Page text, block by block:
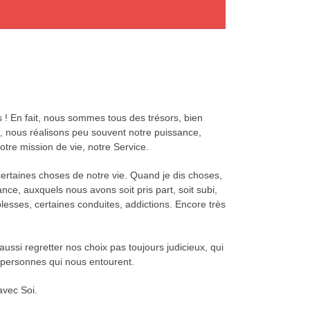
En fait, nous sommes tous des trésors, bien
réalisons peu souvent notre puissance,
mission de vie, notre Service.
choses de notre vie. Quand je dis choses,
auxquels nous avons soit pris part, soit subi,
certaines conduites, addictions. Encore très
regretter nos choix pas toujours judicieux, qui
qui nous entourent.
Soi.